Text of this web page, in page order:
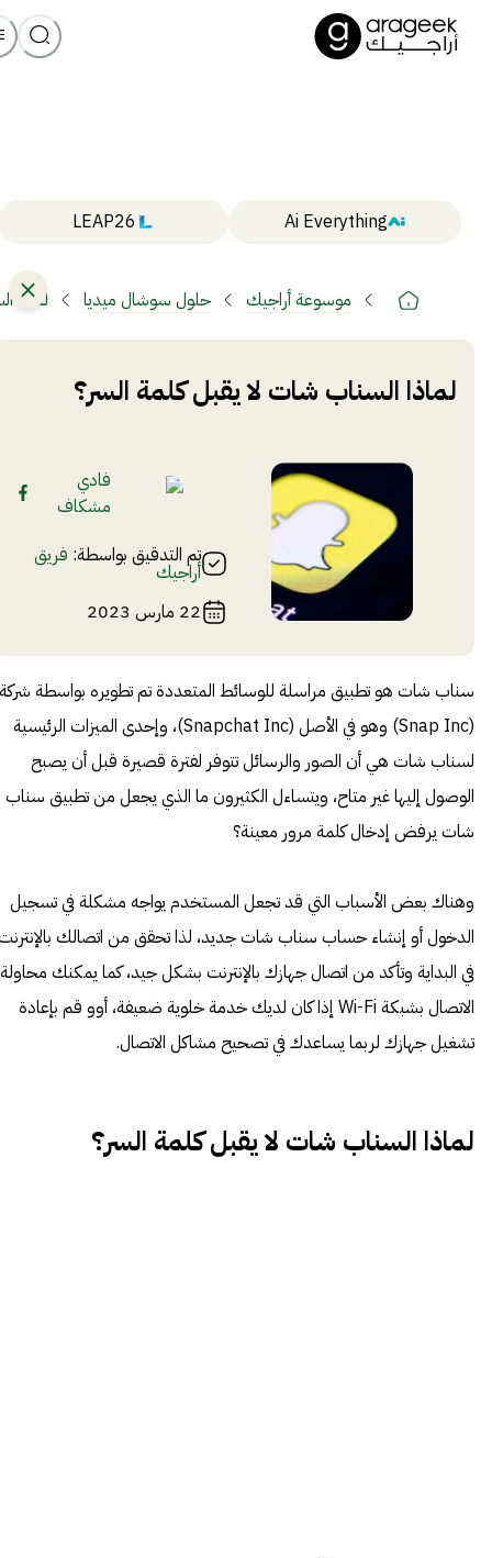
Ai Everything
LEAP26
موسوعة أراجيك حلول سوشال ميديا لماذا
لماذا السناب شات لا يقبل كلمة السر؟
فادي
مشكاف
تم التدقيق بواسطة: فريق
أراجيك
22 مارس 2023
سناب شات هو تطبيق مراسلة للوسائط المتعددة تم تطويره بواسطة شركة
(Snap Inc) وهو في الأصل (Snapchat Inc)، وإحدى الميزات الرئيسية
لسناب شات هي أن الصور والرسائل تتوفر لفترة قصيرة قبل أن يصبح
الوصول إليها غير متاح، ويتساءل الكثيرون ما الذي يجعل من تطبيق سناب
شات يرفض إدخال كلمة مرور معينة؟
وهناك بعض الأسباب التي قد تجعل المستخدم يواجه مشكلة في تسجيل
الدخول أو إنشاء حساب سناب شات جديد، لذا تحقق من اتصالك
في البداية وتأكد من اتصال جهازك بالإنترنت بشكل جيد، كما يمكنك محاولة
الاتصال بشبكة Wi-Fi إذا كان لديك خدمة خلوية ضعيفة، أوو قم بإعادة
تشغيل جهازك لربما يساعدك في تصحيح مشاكل الاتصال.
لماذا السناب شات لا يقبل كلمة السر؟